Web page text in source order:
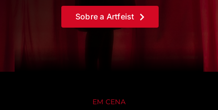
Sobre a Artfeist
EM CENA